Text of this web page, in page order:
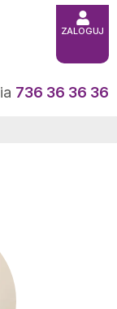
736 36 36 36
ZALOGUJ